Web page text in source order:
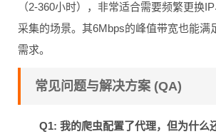
（2-360小时），非常适合需要频繁更换
采集的场景。其6Mbps的峰值带宽也能满
需求。
常见问题与解决方案 (QA)
Q1: 我的爬虫配置了代理，但为什么